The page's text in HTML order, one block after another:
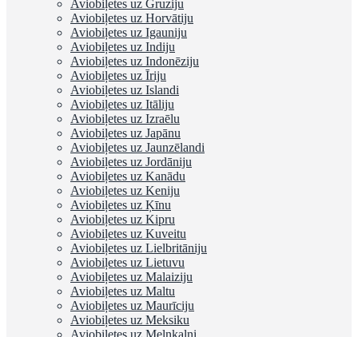
Aviobiļetes uz Gruziju
Aviobiļetes uz Horvātiju
Aviobiļetes uz Igauniju
Aviobiļetes uz Indiju
Aviobiļetes uz Indonēziju
Aviobiļetes uz Īriju
Aviobiļetes uz Islandi
Aviobiļetes uz Itāliju
Aviobiļetes uz Izraēlu
Aviobiļetes uz Japānu
Aviobiļetes uz Jaunzēlandi
Aviobiļetes uz Jordāniju
Aviobiļetes uz Kanādu
Aviobiļetes uz Keniju
Aviobiļetes uz Ķīnu
Aviobiļetes uz Kipru
Aviobiļetes uz Kuveitu
Aviobiļetes uz Lielbritāniju
Aviobiļetes uz Lietuvu
Aviobiļetes uz Malaiziju
Aviobiļetes uz Maltu
Aviobiļetes uz Maurīciju
Aviobiļetes uz Meksiku
Aviobiļetes uz Melnkalni